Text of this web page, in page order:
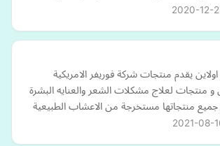
2020-12-
يقدم منتجات شركة فوريفر الامريكية
منتجات لعلاج مشكلات الشعر والعنايه البشرة
جميع منتجاتها مستخرجة من الاعشاب الطبيعية
2021-08-